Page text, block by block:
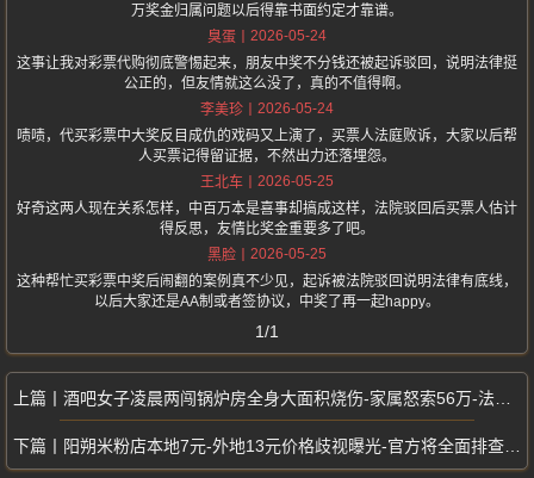
万奖金归属问题以后得靠书面约定才靠谱。
臭蛋
2026-05-24
这事让我对彩票代购彻底警惕起来，朋友中奖不分钱还被起诉驳回，说明法律挺
公正的，但友情就这么没了，真的不值得啊。
李美珍
2026-05-24
啧啧，代买彩票中大奖反目成仇的戏码又上演了，买票人法庭败诉，大家以后帮
人买票记得留证据，不然出力还落埋怨。
王北车
2026-05-25
好奇这两人现在关系怎样，中百万本是喜事却搞成这样，法院驳回后买票人估计
得反思，友情比奖金重要多了吧。
黑脸
2026-05-25
这种帮忙买彩票中奖后闹翻的案例真不少见，起诉被法院驳回说明法律有底线，
以后大家还是AA制或者签协议，中奖了再一起happy。
1/1
酒吧女子凌晨两闯锅炉房全身大面积烧伤-家属怒索56万-法院最新判决
阳朔米粉店本地7元-外地13元价格歧视曝光-官方将全面排查整顿光